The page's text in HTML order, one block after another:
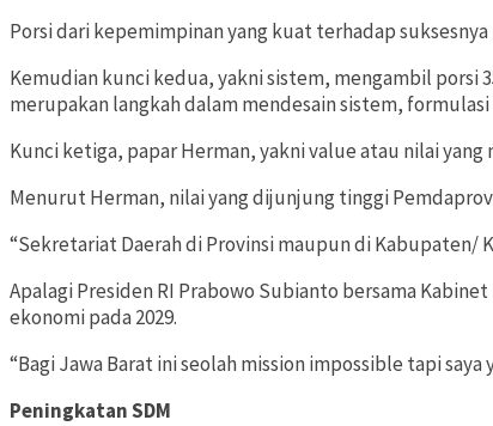
Porsi dari kepemimpinan yang kuat terhadap
Kemudian kunci kedua, yakni sistem, mengambil porsi
merupakan langkah dalam mendesain sistem,
Kunci ketiga, papar Herman, yakni value atau nilai
Menurut Herman, nilai yang dijunjung tinggi
“Sekretariat Daerah di Provinsi maupun di Kabupaten/
Apalagi Presiden RI Prabowo Subianto bersama
ekonomi pada 2029.
“Bagi Jawa Barat ini seolah mission impossible tapi
Peningkatan SDM